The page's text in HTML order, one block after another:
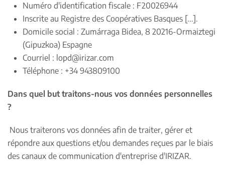
Numéro d'identification fiscale : F20026944
Inscrite au Registre des Coopératives Basques [...].
Domicile social : Zumárraga Bidea, 8 20216-Ormaiztegi
(Gipuzkoa) Espagne
Courriel : lopd@irizar.com
Téléphone : +34 943809100
Dans quel but traitons-nous vos données personnelles
?
Nous traiterons vos données afin de traiter, gérer et
répondre aux questions et/ou demandes reçues par le biais
des canaux de communication d'entreprise d'IRIZAR.